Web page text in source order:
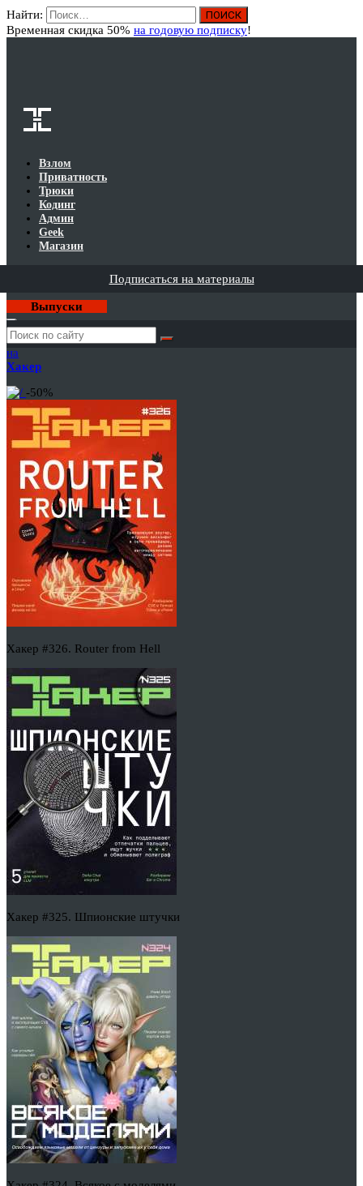
Найти:
Временная скидка 50% на годовую подписку!
Взлом
Приватность
Трюки
Кодинг
Админ
Geek
Магазин
Подписаться на материалы
Выпуски
Годовая
подписка
на
Хакер
-50%
Хакер #326. Router from Hell
Хакер #325. Шпионские штучки